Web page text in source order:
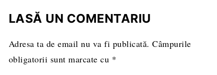
LASĂ UN COMENTARIU
Adresa ta de email nu va fi publicată. Câmpurile
obligatorii sunt marcate cu *